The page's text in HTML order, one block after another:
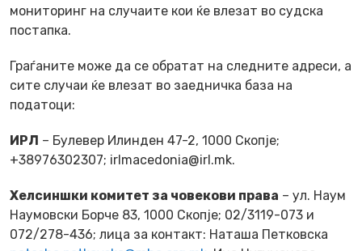
мониторинг на случаите кои ќе влезат во судска
постапка.
Граѓаните може да се обратат на следните адреси, а
сите случаи ќе влезат во заедничка база на
податоци:
ИРЛ – Булевер Илинден 47-2, 1000 Скопје;
+38976302307; irlmacedonia@irl.mk.
Хелсиншки комитет за човекови права – ул. Наум
Наумовски Борче 83, 1000 Скопје; 02/3119-073 и
072/278-436; лица за контакт: Наташа Петковска